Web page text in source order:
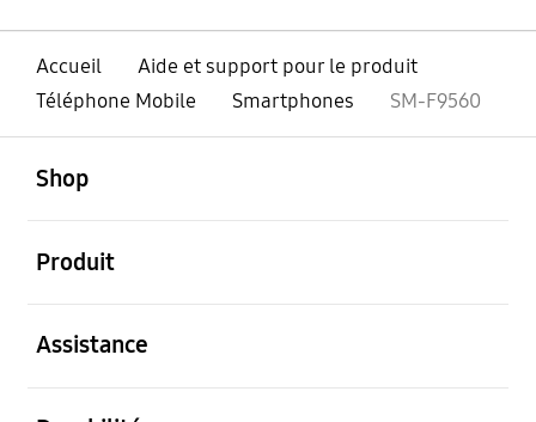
Accueil
Aide et support pour le produit
Téléphone Mobile
Smartphones SM-F9560
Shop
Produit
Assistance